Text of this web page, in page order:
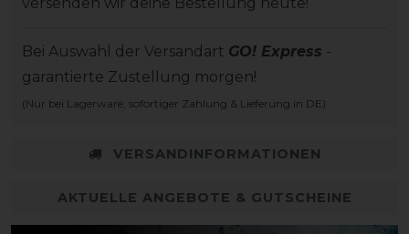
versenden wir deine Bestellung heute!
Bei Auswahl der Versandart GO! Express -
garantierte Zustellung morgen!
(Nur bei Lagerware, sofortiger Zahlung & Lieferung in DE)
VERSANDINFORMATIONEN
AKTUELLE ANGEBOTE & GUTSCHEINE